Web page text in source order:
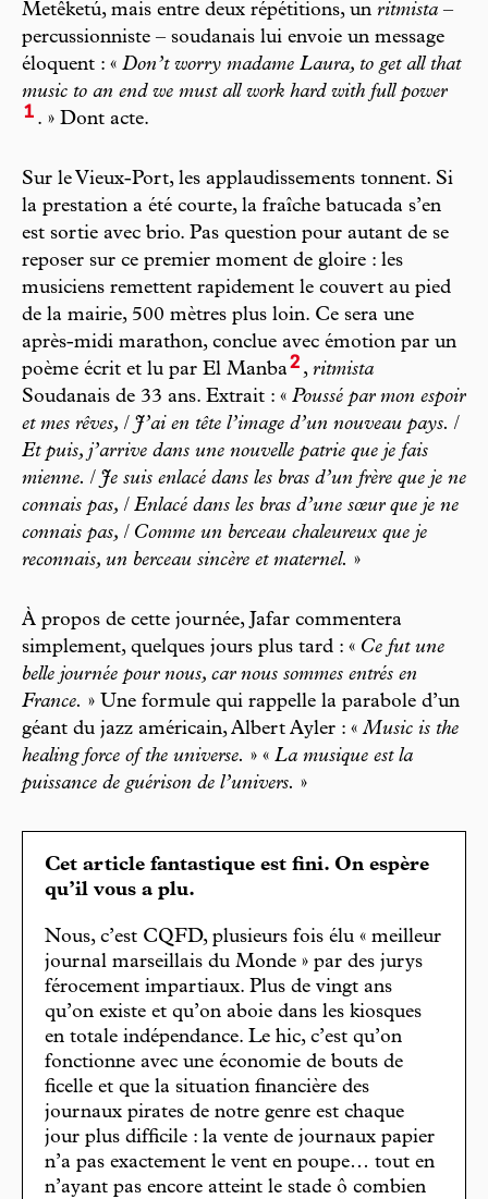
Metêketú, mais entre deux répétitions, un ritmista –
percussionniste – soudanais lui envoie un message
éloquent : « Don’t worry madame Laura, to get all that
music to an end we must all work hard with full power
1 . » Dont acte.
Sur le Vieux-Port, les applaudissements tonnent. Si
la prestation a été courte, la fraîche batucada s’en
est sortie avec brio. Pas question pour autant de se
reposer sur ce premier moment de gloire : les
musiciens remettent rapidement le couvert au pied
de la mairie, 500 mètres plus loin. Ce sera une
après-midi marathon, conclue avec émotion par un
poème écrit et lu par El Manba2 , ritmista
Soudanais de 33 ans. Extrait : « Poussé par mon espoir
et mes rêves, / J’ai en tête l’image d’un nouveau pays. /
Et puis, j’arrive dans une nouvelle patrie que je fais
mienne. / Je suis enlacé dans les bras d’un frère que je ne
connais pas, / Enlacé dans les bras d’une sœur que je ne
connais pas, / Comme un berceau chaleureux que je
reconnais, un berceau sincère et maternel. »
À propos de cette journée, Jafar commentera
simplement, quelques jours plus tard : « Ce fut une
belle journée pour nous, car nous sommes entrés en
France. » Une formule qui rappelle la parabole d’un
géant du jazz américain, Albert Ayler : «Music is the
healing force of the universe. » « La musique est la
puissance de guérison de l’univers. »
Cet article fantastique est fini. On espère
qu’il vous a plu.
Nous, c’est CQFD, plusieurs fois élu « meilleur
journal marseillais du Monde » par des jurys
férocement impartiaux. Plus de vingt ans
qu’on existe et qu’on aboie dans les kiosques
en totale indépendance. Le hic, c’est qu’on
fonctionne avec une économie de bouts de
ficelle et que la situation financière des
journaux pirates de notre genre est chaque
jour plus difficile : la vente de journaux papier
n’a pas exactement le vent en poupe… tout en
n’ayant pas encore atteint le stade ô combien